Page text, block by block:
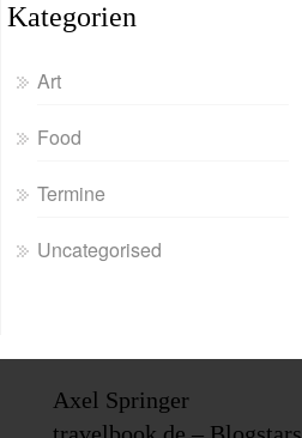
Kategorien
Art
Food
Termine
Uncategorised
Axel Springer